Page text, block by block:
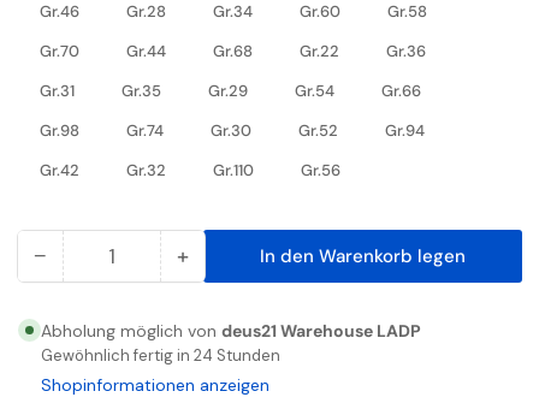
Gr.46
Gr.28 Gr.34 Gr.60
Gr.58
Gr.70
Gr.44 Gr.68 Gr.22
Gr.36
Gr.31
Gr.35 Gr.29 Gr.54
Gr.66
Gr.98
Gr.74 Gr.30 Gr.52
Gr.94
Gr.42
Gr.32 Gr.110 Gr.56
− Menge
für
Safety
Light
Anzahl +Menge
für
Safety
Light
In den Warenkorb legen
Abholung möglich von deus21 Warehouse LADP
Gewöhnlich fertig in 24 Stunden
Shopinformationen anzeigen